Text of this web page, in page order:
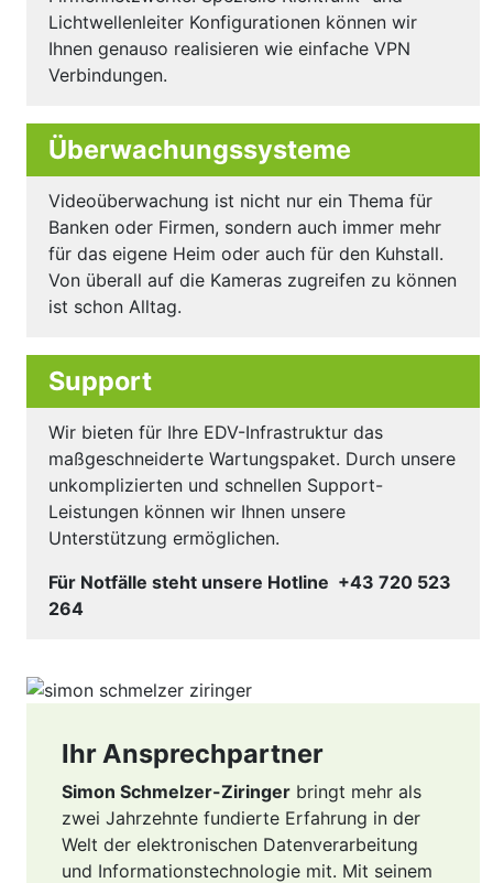
Lichtwellenleiter Konfigurationen können wir
Ihnen genauso realisieren wie einfache VPN
Verbindungen.
Überwachungssysteme
Videoüberwachung ist nicht nur ein Thema für
Banken oder Firmen, sondern auch immer mehr
für das eigene Heim oder auch für den Kuhstall.
Von überall auf die Kameras zugreifen zu können
ist schon Alltag.
Support
Wir bieten für Ihre EDV-Infrastruktur das
maßgeschneiderte Wartungspaket. Durch unsere
unkomplizierten und schnellen Support-
Leistungen können wir Ihnen unsere
Unterstützung ermöglichen.
Für Notfälle steht unsere Hotline +43 720 523
264
Ihr Ansprechpartner
Simon Schmelzer-Ziringer bringt mehr als
zwei Jahrzehnte fundierte Erfahrung in der
Welt der elektronischen Datenverarbeitung
und Informationstechnologie mit. Mit seinem